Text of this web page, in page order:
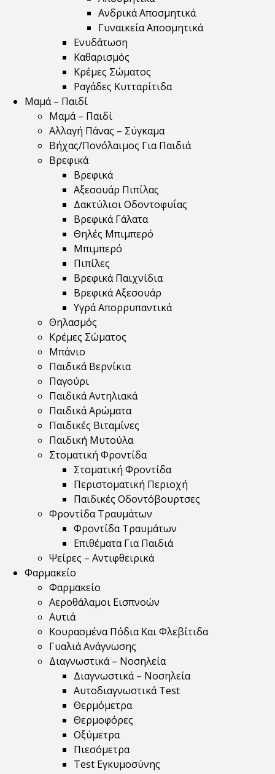
Ανδρικά Αποσμητικά
Γυναικεία Αποσμητικά
Ενυδάτωση
Καθαρισμός
Κρέμες Σώματος
Ραγάδες Κυτταρίτιδα
Μαμά – Παιδί
Μαμά – Παιδί
Αλλαγή Πάνας – Σύγκαμα
Βήχας/Πονόλαιμος Για Παιδιά
Βρεφικά
Βρεφικά
Αξεσουάρ Πιπίλας
Δακτύλιοι Οδοντοφυΐας
Βρεφικά Γάλατα
Θηλές Μπιμπερό
Μπιμπερό
Πιπίλες
Βρεφικά Παιχνίδια
Βρεφικά Αξεσουάρ
Υγρά Απορρυπαντικά
Θηλασμός
Κρέμες Σώματος
Μπάνιο
Παιδικά Βερνίκια
Παγούρι
Παιδικά Αντηλιακά
Παιδικά Αρώματα
Παιδικές Βιταμίνες
Παιδική Μυτούλα
Στοματική Φροντίδα
Στοματική Φροντίδα
Περιστοματική Περιοχή
Παιδικές Οδοντόβουρτσες
Φροντίδα Τραυμάτων
Φροντίδα Τραυμάτων
Επιθέματα Για Παιδιά
Ψείρες – Αντιφθειρικά
Φαρμακείο
Φαρμακείο
Αεροθάλαμοι Εισπνοών
Αυτιά
Κουρασμένα Πόδια Και Φλεβίτιδα
Γυαλιά Ανάγνωσης
Διαγνωστικά – Νοσηλεία
Διαγνωστικά – Νοσηλεία
Αυτοδιαγνωστικά Test
Θερμόμετρα
Θερμοφόρες
Οξύμετρα
Πιεσόμετρα
Test Εγκυμοσύνης